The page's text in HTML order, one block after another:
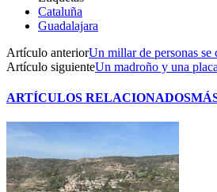
Cataluña
Guadalajara
Artículo anteriorUn millar de personas se
Artículo siguienteUn madroño y una
ARTÍCULOS RELACIONADOS